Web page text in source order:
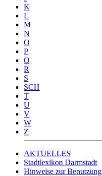
K
L
M
N
O
P
Q
R
S
SCH
T
U
V
W
Z
AKTUELLES
Stadtlexikon Darmstadt
Hinweise zur Benutzung